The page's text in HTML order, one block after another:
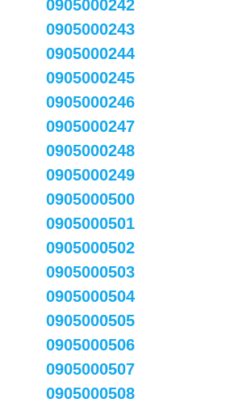
0905000242
0905000243
0905000244
0905000245
0905000246
0905000247
0905000248
0905000249
0905000500
0905000501
0905000502
0905000503
0905000504
0905000505
0905000506
0905000507
0905000508